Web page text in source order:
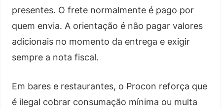
presentes. O frete normalmente é pago por
quem envia. A orientação é não pagar valores
adicionais no momento da entrega e exigir
sempre a nota fiscal.
Em bares e restaurantes, o Procon reforça que
é ilegal cobrar consumação mínima ou multa